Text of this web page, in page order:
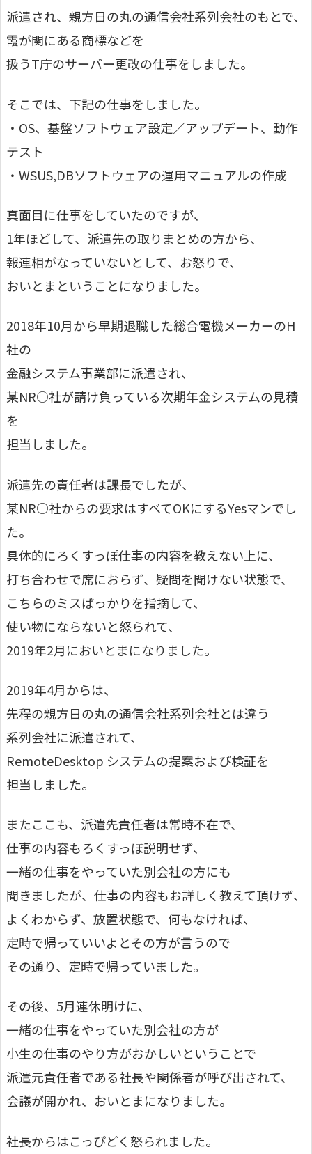
派遣され、親方日の丸の通信会社系列会社のもとで、
霞が関にある商標などを
扱うT庁のサーバー更改の仕事をしました。
そこでは、下記の仕事をしました。
・OS、基盤ソフトウェア設定／アップデート、動作
テスト
・WSUS,DBソフトウェアの運用マニュアルの作成
真面目に仕事をしていたのですが、
1年ほどして、派遣先の取りまとめの方から、
報連相がなっていないとして、お怒りで、
おいとまということになりました。
2018年10月から早期退職した総合電機メーカーのH
社の
金融システム事業部に派遣され、
某NR○社が請け負っている次期年金システムの見積
を
担当しました。
派遣先の責任者は課長でしたが、
某NR○社からの要求はすべてOKにするYesマンでし
た。
具体的にろくすっぽ仕事の内容を教えない上に、
打ち合わせで席におらず、疑問を聞けない状態で、
こちらのミスばっかりを指摘して、
使い物にならないと怒られて、
2019年2月においとまになりました。
2019年4月からは、
先程の親方日の丸の通信会社系列会社とは違う
系列会社に派遣されて、
RemoteDesktop システムの提案および検証を
担当しました。
またここも、派遣先責任者は常時不在で、
仕事の内容もろくすっぽ説明せず、
一緒の仕事をやっていた別会社の方にも
聞きましたが、仕事の内容もお詳しく教えて頂けず、
よくわからず、放置状態で、何もなければ、
定時で帰っていいよとその方が言うので
その通り、定時で帰っていました。
その後、5月連休明けに、
一緒の仕事をやっていた別会社の方が
小生の仕事のやり方がおかしいということで
派遣元責任者である社長や関係者が呼び出されて、
会議が開かれ、おいとまになりました。
社長からはこっぴどく怒られました。